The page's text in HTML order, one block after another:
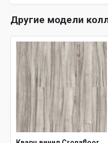
Другие модели